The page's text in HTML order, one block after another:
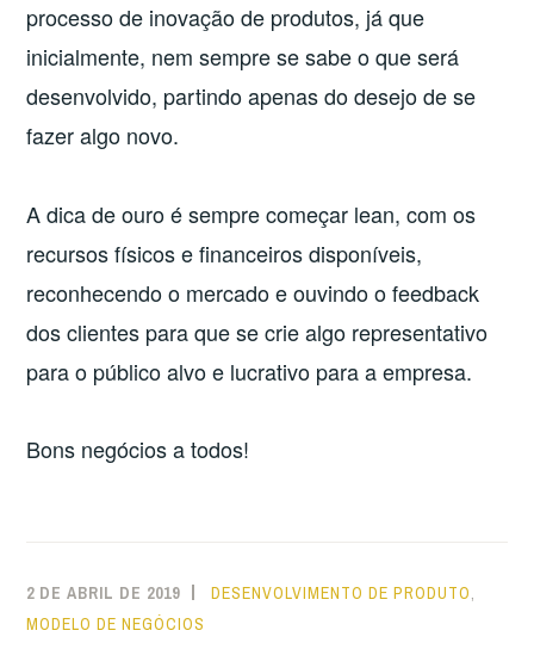
processo de inovação de produtos, já que
inicialmente, nem sempre se sabe o que será
desenvolvido, partindo apenas do desejo de se
fazer algo novo.
A dica de ouro é sempre começar lean, com os
recursos físicos e financeiros disponíveis,
reconhecendo o mercado e ouvindo o feedback
dos clientes para que se crie algo representativo
para o público alvo e lucrativo para a empresa.
Bons negócios a todos!
2 DE ABRIL DE 2019 DESENVOLVIMENTO DE PRODUTO,
MODELO DE NEGÓCIOS